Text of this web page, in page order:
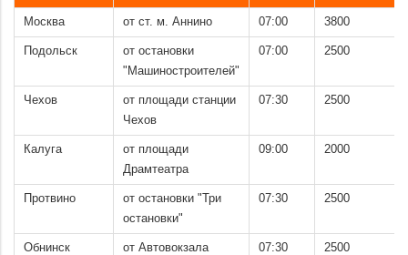
Москва от ст. м. Аннино 07:00 3800
Подольск
от остановки
"Машиностроителей"
07:00 2500
Чехов
от площади станции
Чехов
07:30 2500
Калуга
от площади
Драмтеатра
09:00 2000
Протвино
от остановки "Три
остановки"
07:30 2500
Обнинск от Автовокзала 07:30 2500